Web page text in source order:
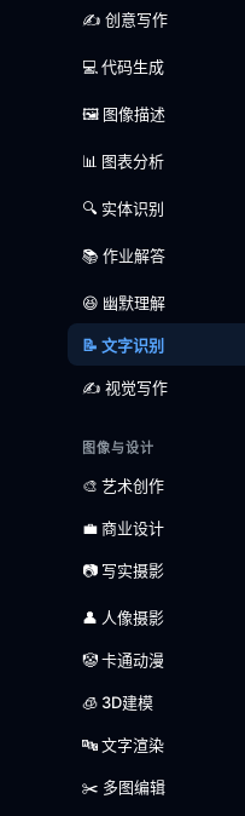
✍️ 创意写作
💻 代码生成
🖼️ 图像描述
📊 图表分析
🔍 实体识别
📚 作业解答
😆 幽默理解
📝 文字识别
✍️ 视觉写作
图像与设计
🎨 艺术创作
💼 商业设计
📷 写实摄影
👤 人像摄影
🤡 卡通动漫
🧊 3D建模
🔤 文字渲染
✂️ 多图编辑